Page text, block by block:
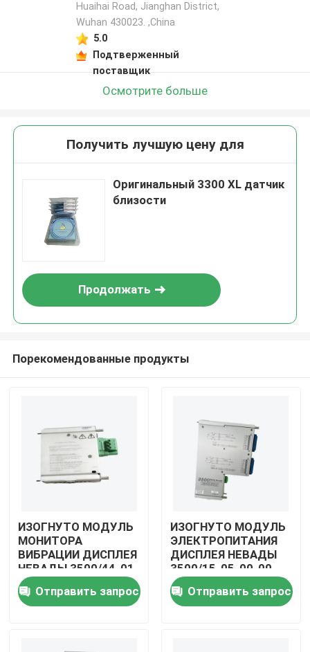
Домой
Продукты
Видеозаписи
Huaihai Road, Jianghan District,
Wuhan 430023. ,China
5.0
Подтверженный
поставщик
Осмотрите больше
Получить лучшую цену для
Оригинальный 3300 XL датчик
близости
Продолжать
Порекомендованные продукты
ИЗОГНУТО МОДУЛЬ
МОНИТОРА
ВИБРАЦИИ ДИСПЛЕЯ
НЕВАДЫ 3500/44-01-
01
Отправить запрос
ИЗОГНУТО МОДУЛЬ
ЭЛЕКТРОПИТАНИЯ
ДИСПЛЕЯ НЕВАДЫ
3500/15-05-00-00
Отправить запрос